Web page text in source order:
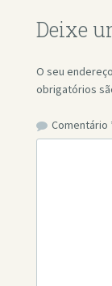
Deixe
O seu
obrigatórios
Comentário